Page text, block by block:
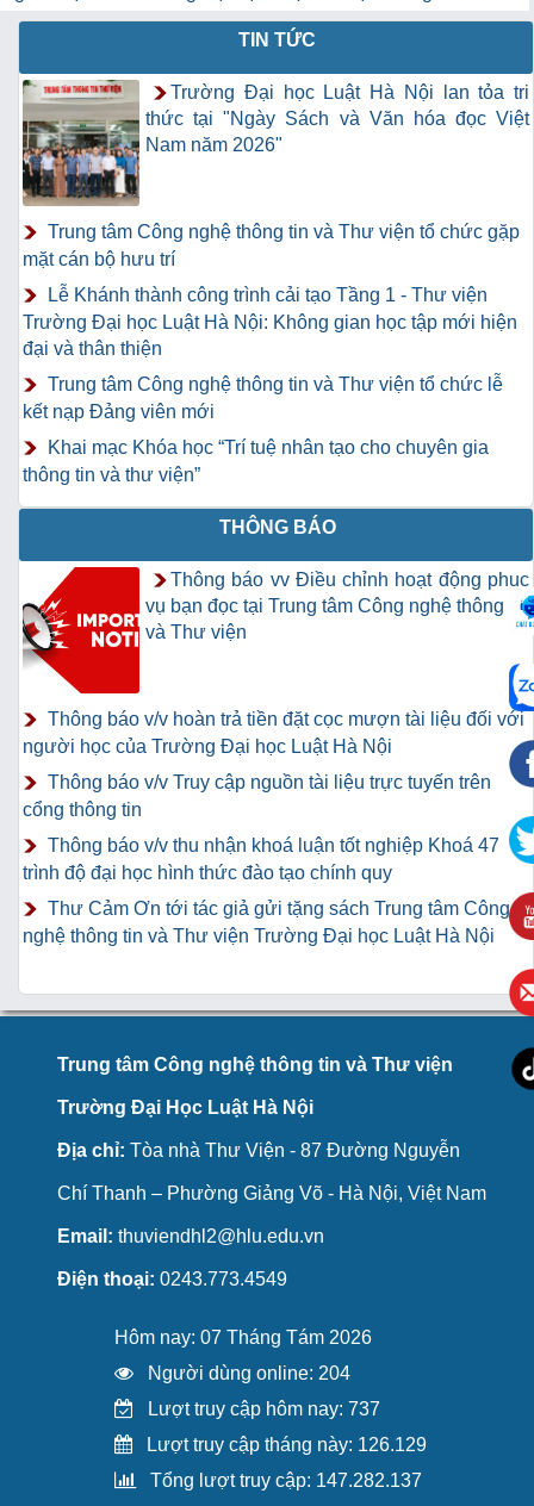
TIN TỨC
Trường Đại học Luật Hà Nội lan tỏa tri
thức tại "Ngày Sách và Văn hóa đọc Việt
Nam năm 2026"
Trung tâm Công nghệ thông tin và Thư viện tổ chức gặp
mặt cán bộ hưu trí
Lễ Khánh thành công trình cải tạo Tầng 1 - Thư viện
Trường Đại học Luật Hà Nội: Không gian học tập mới hiện
đại và thân thiện
Trung tâm Công nghệ thông tin và Thư viện tổ chức lễ
kết nạp Đảng viên mới
Khai mạc Khóa học “Trí tuệ nhân tạo cho chuyên gia
thông tin và thư viện”
THÔNG BÁO
Thông báo vv Điều chỉnh hoạt động phục
vụ bạn đọc tại Trung tâm Công nghệ thông tin
và Thư viện
Thông báo v/v hoàn trả tiền đặt cọc mượn tài liệu đối với
người học của Trường Đại học Luật Hà Nội
Thông báo v/v Truy cập nguồn tài liệu trực tuyến trên
cổng thông tin
Thông báo v/v thu nhận khoá luận tốt nghiệp Khoá 47
trình độ đại học hình thức đào tạo chính quy
Thư Cảm Ơn tới tác giả gửi tặng sách Trung tâm Công
nghệ thông tin và Thư viện Trường Đại học Luật Hà Nội
Trung tâm Công nghệ thông tin và Thư viện
Trường Đại Học Luật Hà Nội
Địa chỉ: Tòa nhà Thư Viện - 87 Đường Nguyễn
Chí Thanh – Phường Giảng Võ - Hà Nội, Việt Nam
Email: thuviendhl2@hlu.edu.vn
Điện thoại: 0243.773.4549
Hôm nay: 07 Tháng Tám 2026
Người dùng online: 204
Lượt truy cập hôm nay: 737
Lượt truy cập tháng này: 126.129
Tổng lượt truy cập: 147.282.137